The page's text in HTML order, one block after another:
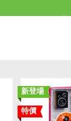
新登場
特價